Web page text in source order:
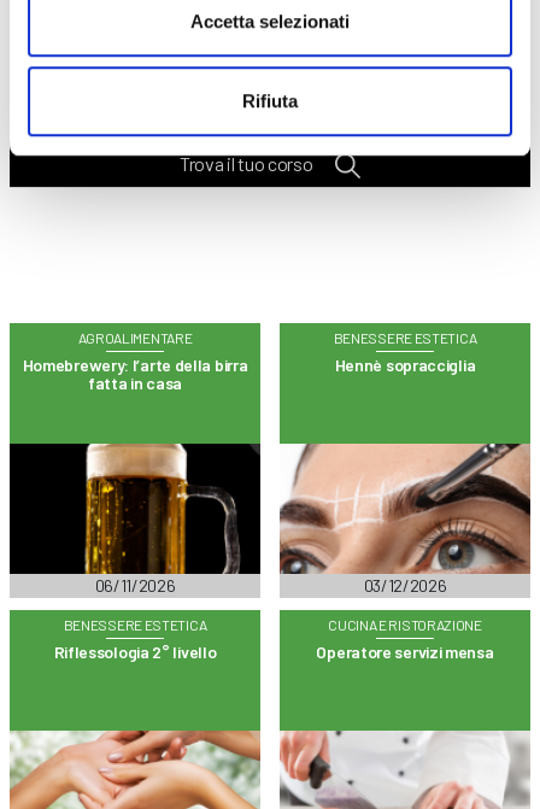
Accetta selezionati
Rifiuta
CALENDARIOCORSI
Trova il tuo corso
AGROALIMENTARE
Homebrewery: l’arte della birra
fatta in casa
06/11/2026
BENESSERE ESTETICA
Hennè sopracciglia
03/12/2026
BENESSERE ESTETICA
Riflessologia 2° livello
CUCINA E RISTORAZIONE
Operatore servizi mensa